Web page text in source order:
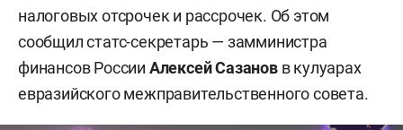
налоговых отсрочек и рассрочек. Об этом
сообщил статс-секретарь — замминистра
финансов России Алексей Сазановв кулуарах
евразийского межправительственного совета.